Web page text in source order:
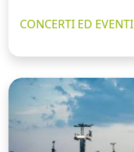
CONCERTI ED EVENTI